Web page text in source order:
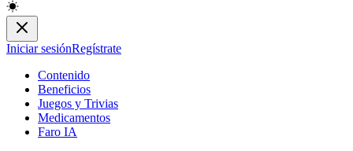
Iniciar sesiónRegístrate
Contenido
Beneficios
Juegos y Trivias
Medicamentos
Faro IA